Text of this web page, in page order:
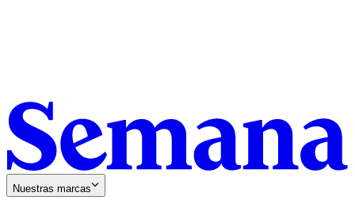
Nuestras marcas